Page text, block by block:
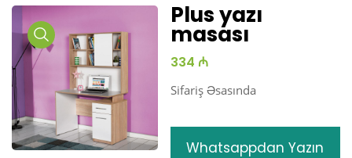
Media
Gallery
Plus yazı
masası
334 ₼
Sifariş Əsasında
Whatsappdan Yazın